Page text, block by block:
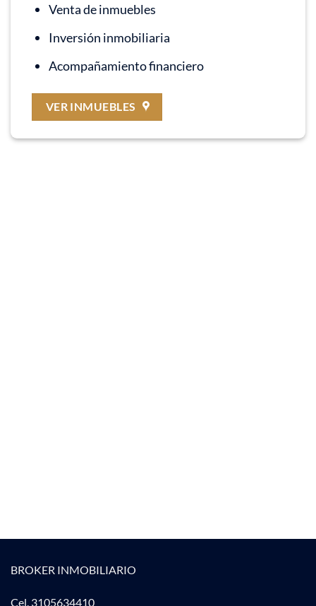
Venta de inmuebles
Inversión inmobiliaria
Acompañamiento financiero
VER INMUEBLES
BROKER INMOBILIARIO
Cel. 3105634410